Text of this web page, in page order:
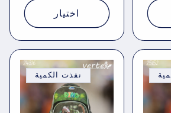
اختيار
نفذت الكمية